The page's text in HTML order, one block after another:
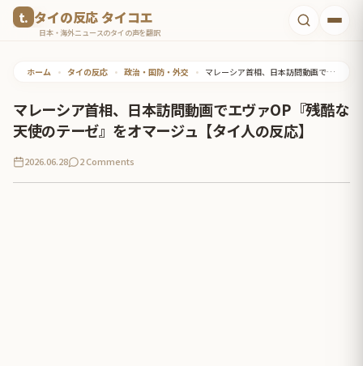
タイの反応 タイコエ
日本・海外ニュースのタイの声を翻訳
ホーム • タイの反応 • 政治・国防・外交 • マレーシア首相、日本訪問動画でエヴァOP『残酷な天使のテーゼ』をオマージュ【タイ人の反応】
マレーシア首相、日本訪問動画でエヴァOP『残酷な
天使のテーゼ』をオマージュ【タイ人の反応】
2026.06.28 2 Comments